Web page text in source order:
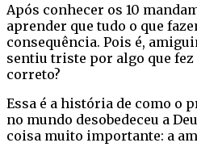
Após conhecer os 10
aprender que tudo o que
consequência. Pois é,
sentiu triste por algo que fez
correto?
Essa é a história de como o
no mundo desobedeceu a
coisa muito importante: a